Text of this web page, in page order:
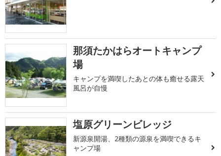
那須たかはらオートキャンプ
場
キャンプを満喫したあとの体も癒せる露天
風呂が自慢
塩原グリーンビレッジ
新源泉開湯、2種類の源泉を満喫できるキ
ャンプ場